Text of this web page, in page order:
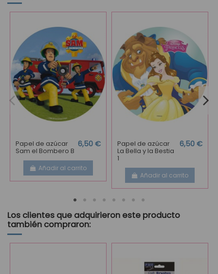
Papel de azúcar
Sam el Bombero B
6,50 €
Añadir al carrito
Papel de azúcar
La Bella y la Bestia
1
6,50 €
Añadir al carrito
Los clientes que adquirieron este producto
también compraron: